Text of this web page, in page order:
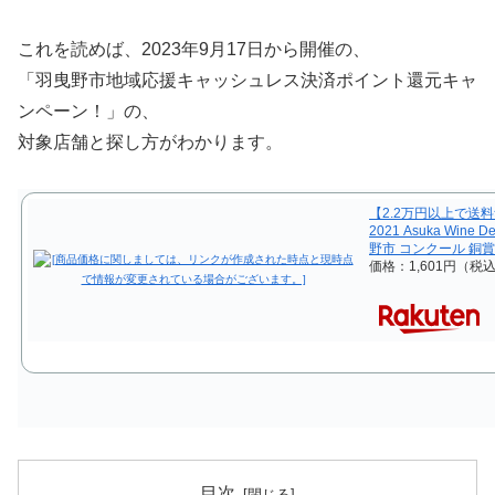
これを読めば、2023年9月17日から開催の、
「羽曳野市地域応援キャッシュレス決済ポイント還元キャ
ンペーン！」の、
対象店舗と探し方がわかります。
【2.2万円以上で送
2021 Asuka Wine
野市 コンクール 銅賞
価格：1,601円（税